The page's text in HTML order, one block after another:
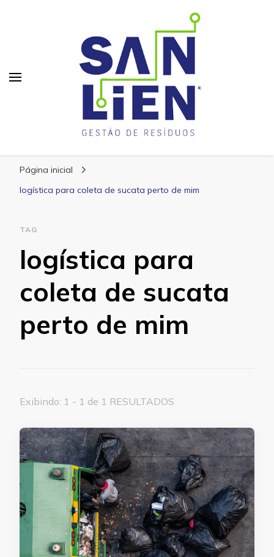
Página inicial
logística para coleta de sucata perto de mim
TAG
logística para
coleta de sucata
perto de mim
Exibindo: 1 - 1 de 1 RESULTADOS